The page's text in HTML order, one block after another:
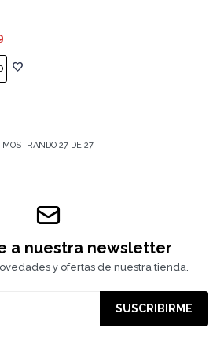
MOSTRANDO 27 DE 27
a nuestra newsletter
y ofertas de nuestra tienda.
SUSCRIBIRME